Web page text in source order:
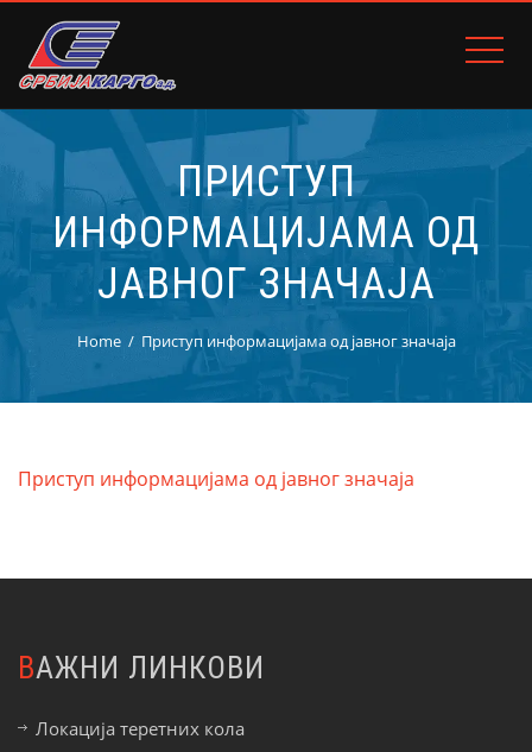
ПРИСТУП
ИНФОРМАЦИЈАМА ОД
ЈАВНОГ ЗНАЧАЈА
Home Приступ информацијама од јавног значаја
Приступ информацијама од јавног значаја
ВАЖНИ ЛИНКОВИ
Локација теретних кола